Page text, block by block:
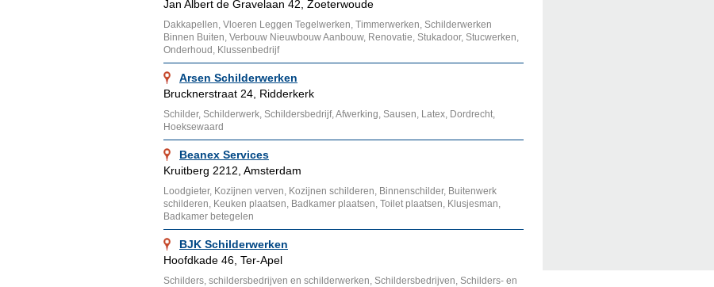
Jan Albert de Gravelaan 42, Zoeterwoude
Dakkapellen, Vloeren Leggen Tegelwerken, Timmerwerken, Schilderwerken
Binnen Buiten, Verbouw Nieuwbouw Aanbouw, Renovatie, Stukadoor, Stucwerken,
Onderhoud, Klussenbedrijf
Arsen Schilderwerken
Brucknerstraat 24, Ridderkerk
Schilder, Schilderwerk, Schildersbedrijf, Afwerking, Sausen, Latex, Dordrecht,
Hoeksewaard
Beanex Services
Kruitberg 2212, Amsterdam
Loodgieter, Kozijnen verven, Kozijnen schilderen, Binnenschilder, Buitenwerk
schilderen, Keuken plaatsen, Badkamer plaatsen, Toilet plaatsen, Klusjesman,
Badkamer betegelen
BJK Schilderwerken
Hoofdkade 46, Ter-Apel
Schilders, schildersbedrijven en schilderwerken, Schildersbedrijven, Schilders- en